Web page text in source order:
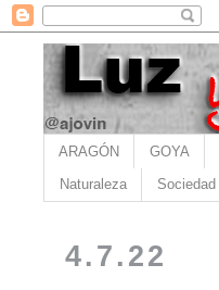
ARAGÓN GOYA
Naturaleza Sociedad
4.7.22